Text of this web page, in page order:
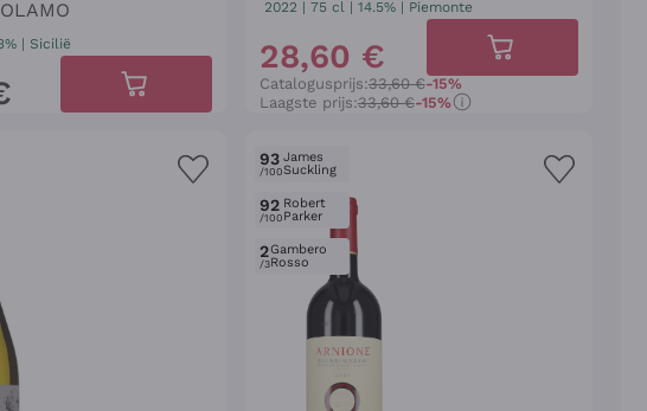
|Sicilië
2022 75 cl | 14.5% Piemonte
28,60 €
Catalogusprijs:33,60 €-15%
Laagste prijs:33,60 €-15%
93
/100
James
Suckling
92
/100
Robert
Parker
2
/3
Gambero
Rosso